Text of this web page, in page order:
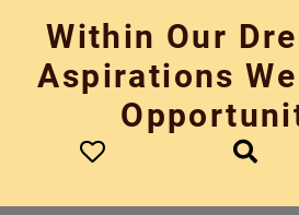
content
Within Our
Aspirations